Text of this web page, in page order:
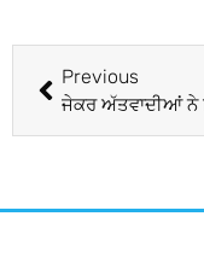
Previous